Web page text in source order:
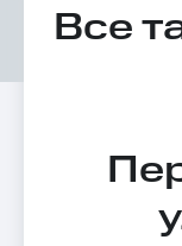
Все